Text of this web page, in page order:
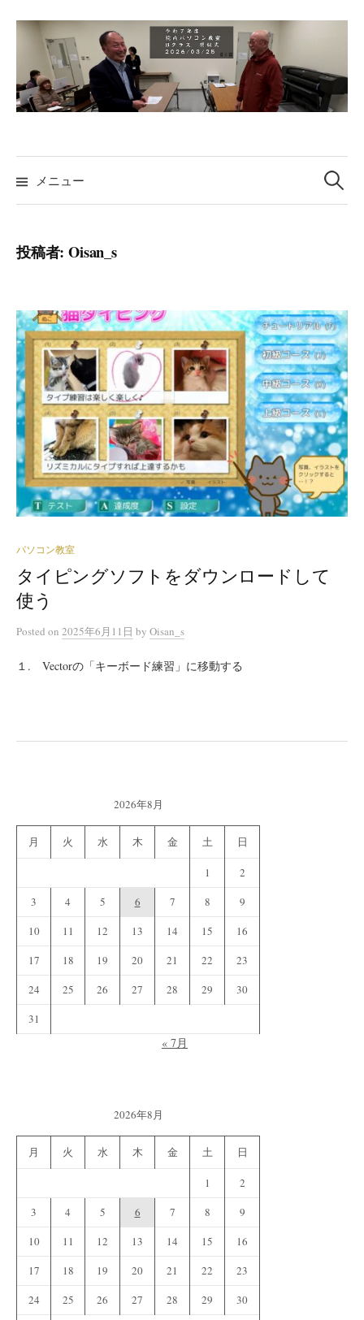
ン
ツ
ッ
プ
メニュー
検
索:
投稿者:Oisan_s
パソコン教室
タイピングソフトをダウンロードして
使う
Posted on 2025年6月11日 by Oisan_s
１. Vectorの「キーボード練習」に移動する
2026年8月
月 火 水 木 金 土 日
1
2
3
4 5 6 7 8
9
10
11 12 13 14 15
16
17
18 19 20 21 22
23
24
25 26 27 28 29
30
31
« 7月
2026年8月
月 火 水 木 金 土 日
1
2
3
4 5 6 7 8
9
10
11 12 13 14 15
16
17
18 19 20 21 22
23
24
25 26 27 28 29
30